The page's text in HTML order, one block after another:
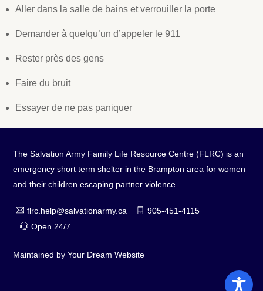
Aller dans la salle de bains et verrouiller la porte
Demander à quelqu’un d’appeler le 911
Rester près des gens
Faire du bruit
Essayer de ne pas paniquer
The Salvation Army Family Life Resource Centre (FLRC) is an
emergency short term shelter in the Brampton area for women
and their children escaping partner violence.
flrc.help@salvationarmy.ca
905-451-4115
Open 24/7
Maintained byYour Dream Website